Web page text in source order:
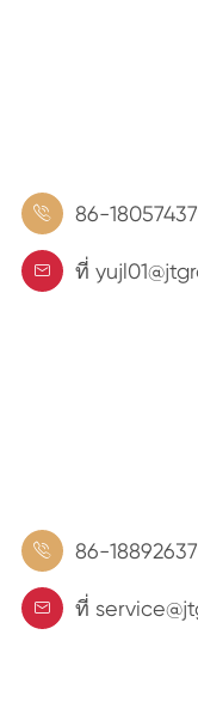
 86-
 ที่
 86-
 ที่